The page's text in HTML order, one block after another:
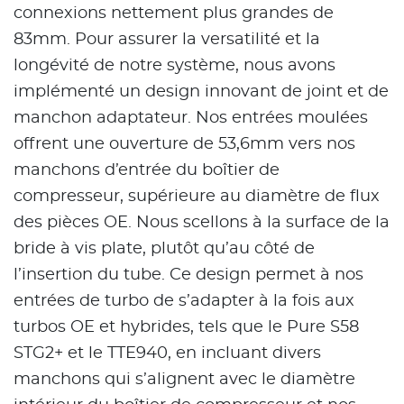
connexions nettement plus grandes de
83mm. Pour assurer la versatilité et la
longévité de notre système, nous avons
implémenté un design innovant de joint et de
manchon adaptateur. Nos entrées moulées
offrent une ouverture de 53,6mm vers nos
manchons d’entrée du boîtier de
compresseur, supérieure au diamètre de flux
des pièces OE. Nous scellons à la surface de la
bride à vis plate, plutôt qu’au côté de
l’insertion du tube. Ce design permet à nos
entrées de turbo de s’adapter à la fois aux
turbos OE et hybrides, tels que le Pure S58
STG2+ et le TTE940, en incluant divers
manchons qui s’alignent avec le diamètre